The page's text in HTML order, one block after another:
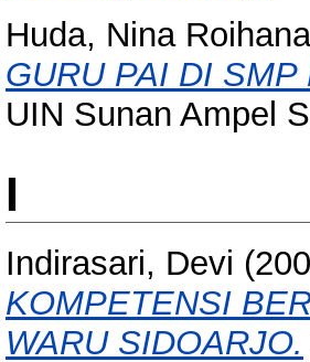
Huda, Nina Roihana
GURU PAI DI
UIN Sunan Ampel
I
Indirasari, Devi
KOMPETENSI
WARU SIDOARJO.